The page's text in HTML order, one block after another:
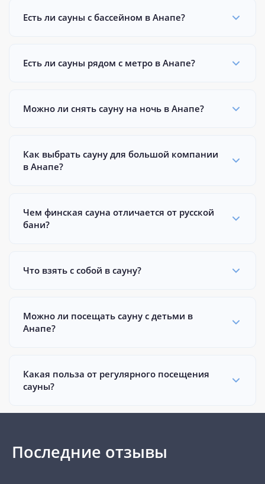
Есть ли сауны с бассейном в Анапе?
Есть ли сауны рядом с метро в Анапе?
Можно ли снять сауну на ночь в Анапе?
Как выбрать сауну для большой компании
в Анапе?
Чем финская сауна отличается от русской
бани?
Что взять с собой в сауну?
Можно ли посещать сауну с детьми в
Анапе?
Какая польза от регулярного посещения
сауны?
Последние отзывы